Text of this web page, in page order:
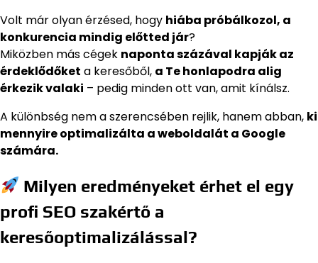
Volt már olyan érzésed, hogy hiába próbálkozol, a
konkurencia mindig előtted jár?
Miközben más cégek naponta százával kapják az
érdeklődőket a keresőből, a Te honlapodra alig
érkezik valaki – pedig minden ott van, amit kínálsz.
A különbség nem a szerencsében rejlik, hanem abban, ki
mennyire optimalizálta a weboldalát a Google
számára.
Milyen eredményeket érhet el egy
profi SEO szakértő a
keresőoptimalizálással?